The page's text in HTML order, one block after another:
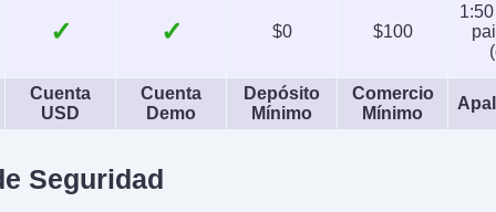
ETFs,
Plataformas
IBKR Desktop,
GlobalTrader, Mobile, Client
OmniTrader, TradingView,
USD,
INR,
✓ ✓ $0 $100
Cuenta
USD
Cuenta
Demo
Depósito
Mínimo
Comercio
Mínimo
Seguridad